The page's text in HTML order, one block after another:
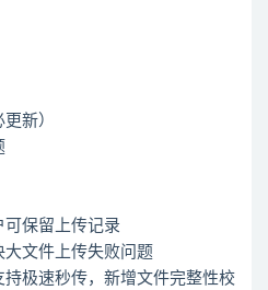
新）
保留上传记录
文件上传失败问题
极速秒传，新增文件完整性校